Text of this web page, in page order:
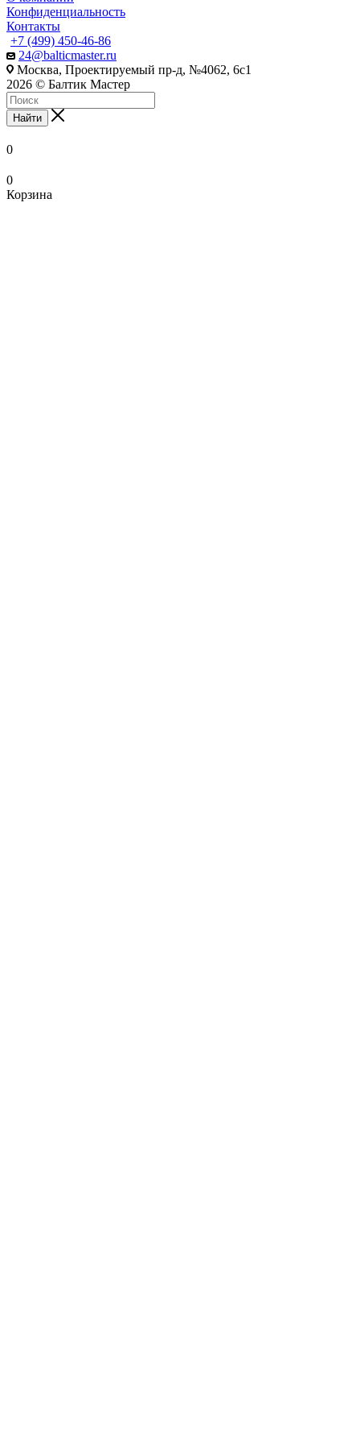
Конфиденциальность
Контакты
+7 (499) 450-46-86
24@balticmaster.ru
Москва, Проектируемый пр-д, №4062, 6с1
2026 © Балтик Мастер
Найти
0
0
Корзина